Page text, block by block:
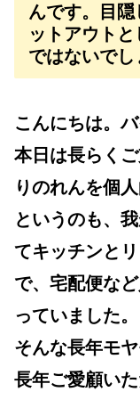
んです。目
ットアウト
ではないでし
こんにちは。
本日は長らく
りのれんを個
というのも、
てキッチンと
で、宅配便な
っていました。
そんな長年モ
長年ご愛顧い